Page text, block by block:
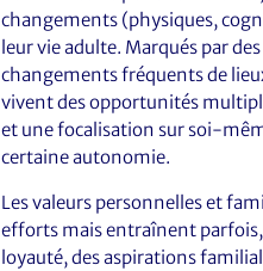
changements (physiques,
leur vie adulte. Marqués par
changements fréquents de
vivent des opportunités
et une focalisation sur soi-
certaine autonomie.
Les valeurs personnelles et
efforts mais entraînent
loyauté, des aspirations